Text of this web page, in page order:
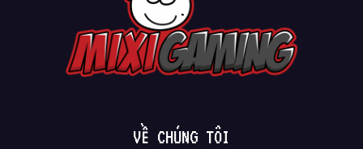
VỀ CHÚNG TÔI